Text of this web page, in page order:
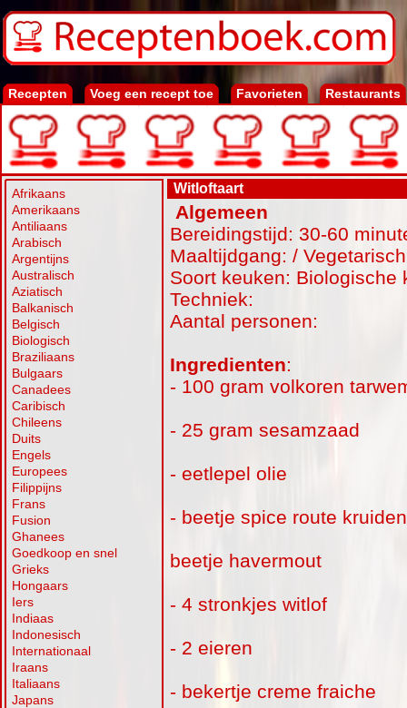
Recepten Voeg een recept toe Favorieten Restaurants
Afrikaans
Amerikaans
Antiliaans
Arabisch
Argentijns
Australisch
Aziatisch
Balkanisch
Belgisch
Biologisch
Braziliaans
Bulgaars
Canadees
Caribisch
Chileens
Duits
Engels
Europees
Filippijns
Frans
Fusion
Ghanees
Goedkoop en snel
Grieks
Hongaars
Iers
Indiaas
Indonesisch
Internationaal
Iraans
Italiaans
Japans
Witloftaart
Algemeen
Bereidingstijd: 30-60
Maaltijdgang: / Vegetarisch
Soort keuken: Biologische
Techniek:
Aantal personen:
Ingredienten:
- 100 gram volkoren
- 25 gram sesamzaad
- eetlepel olie
- beetje spice route
beetje havermout
- 4 stronkjes witlof
- 2 eieren
- bekertje creme fraiche